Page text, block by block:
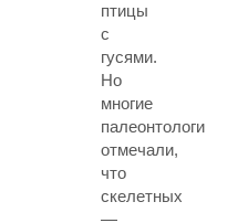
птицы
с
гусями.
Но
многие
палеонтологи
отмечали,
что
скелетных